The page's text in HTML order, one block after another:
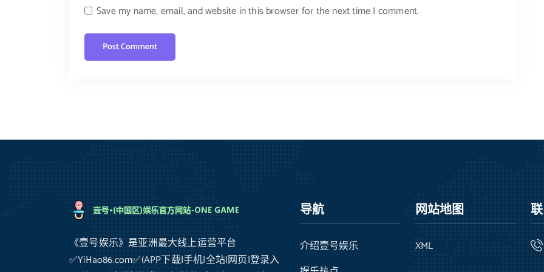
Save my name, email, and website in this browser for the next time I comment.
《壹号娱乐》是亚洲最大线上运营平台
✅YiHao86.com✅(APP下载|手机|全站|网页|登录入
导航
介绍壹号娱乐
网站地图
XML